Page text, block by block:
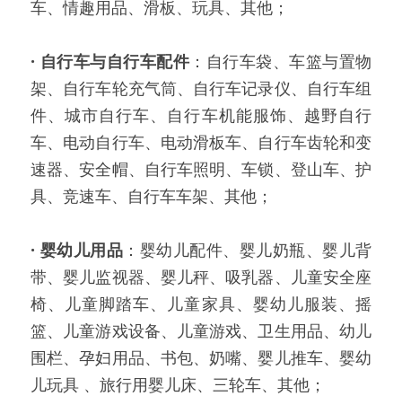
车、情趣用品、滑板、玩具、其他；
· 自行车与自行车配件：自行车袋、车篮与置物
架、自行车轮充气筒、自行车记录仪、自行车组
件、城市自行车、自行车机能服饰、越野自行
车、电动自行车、电动滑板车、自行车齿轮和变
速器、安全帽、自行车照明、车锁、登山车、护
具、竞速车、自行车车架、其他；
· 婴幼儿用品 ：婴幼儿配件、婴儿奶瓶、婴儿背
带、婴儿监视器、婴儿秤、吸乳器、儿童安全座
椅、儿童脚踏车、儿童家具、婴幼儿服装、摇
篮、儿童游戏设备、儿童游戏、卫生用品、幼儿
围栏、孕妇用品、书包、奶嘴、婴儿推车、婴幼
儿玩具 、旅行用婴儿床、三轮车、其他；